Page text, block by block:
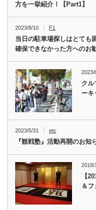
方を一挙紹介！【Part1】
2023/8/10 F1
当日の駐車場探しはとても
確保できなかった方へのお
2023/
ク
ー
2023/5/31 etc
『観戦塾』活動再開のお知
2018/
【
＆